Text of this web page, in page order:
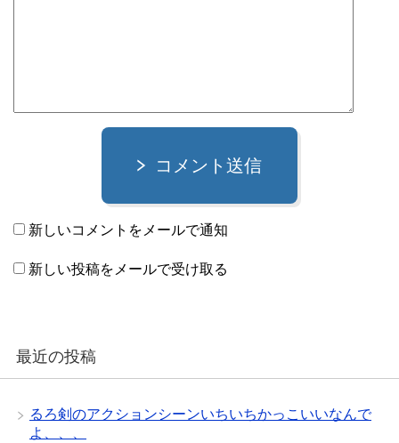
コメント送信
新しいコメントをメールで通知
新しい投稿をメールで受け取る
最近の投稿
るろ剣のアクションシーンいちいちかっこいいなんで
よ、、、